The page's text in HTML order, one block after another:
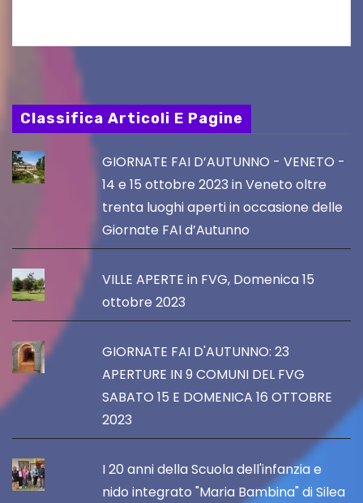
Classifica Articoli E Pagine
GIORNATE FAI D’AUTUNNO - VENETO -
14 e 15 ottobre 2023 in Veneto oltre
trenta luoghi aperti in occasione delle
Giornate FAI d’Autunno
VILLE APERTE in FVG, Domenica 15
ottobre 2023
GIORNATE FAI D'AUTUNNO: 23
APERTURE IN 9 COMUNI DEL FVG
SABATO 15 E DOMENICA 16 OTTOBRE
2023
I 20 anni della Scuola dell'infanzia e
nido integrato "Maria Bambina" di Silea